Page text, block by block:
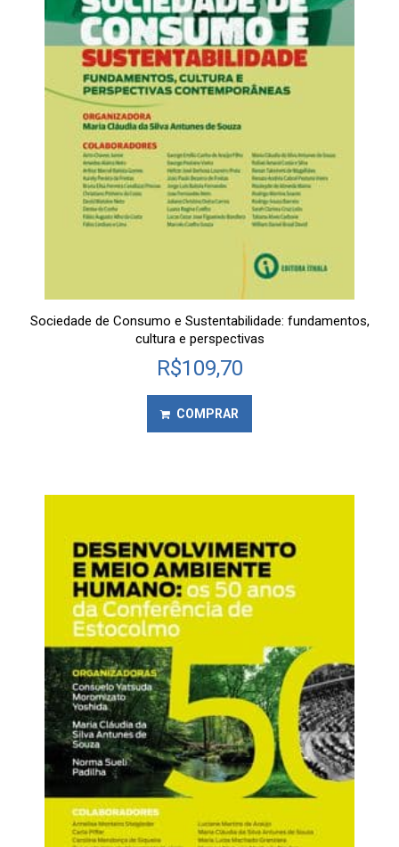
Sociedade de Consumo e Sustentabilidade: fundamentos,
cultura e perspectivas
R$109,70
COMPRAR